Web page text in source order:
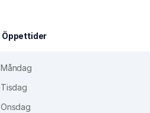
Öppettider
Måndag
Tisdag
Onsdag